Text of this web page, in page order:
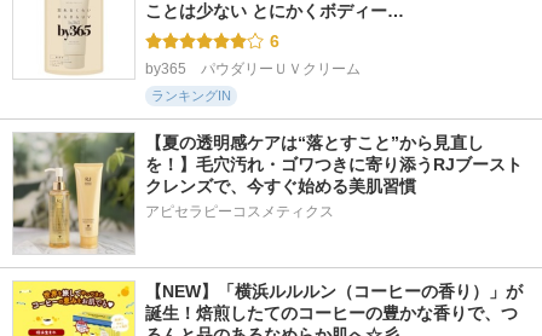
ことは少ない とにかくボディー…
6
by365　パウダリーＵＶクリーム
ランキングIN
【夏の透明感ケアは“落とすこと”から見直し
を！】毛穴汚れ・ゴワつきに寄り添うRJブースト
クレンズで、今すぐ始める美肌習慣
アピセラピーコスメティクス
【NEW】「横浜ルルルン（コーヒーの香り）」が
誕生！焙煎したてのコーヒーの豊かな香りで、つ